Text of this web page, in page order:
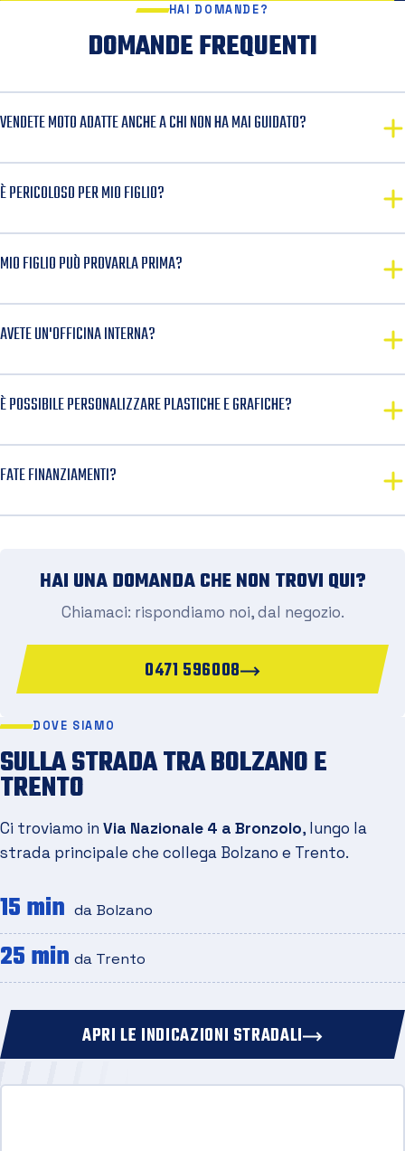
HAI DOMANDE?
DOMANDE FREQUENTI
VENDETE MOTO ADATTE ANCHE A CHI NON HA MAI GUIDATO?
È PERICOLOSO PER MIO FIGLIO?
MIO FIGLIO PUÒ PROVARLA PRIMA?
AVETE UN'OFFICINA INTERNA?
È POSSIBILE PERSONALIZZARE PLASTICHE E GRAFICHE?
FATE FINANZIAMENTI?
HAI UNA DOMANDA CHE NON TROVI QUI?
Chiamaci: rispondiamo noi, dal negozio.
0471 596008
DOVE SIAMO
SULLA STRADA TRA BOLZANO E
TRENTO
Ci troviamo in Via Nazionale 4 a Bronzolo, lungo la
strada principale che collega Bolzano e Trento.
15 min da Bolzano
25 min da Trento
APRI LE INDICAZIONI STRADALI